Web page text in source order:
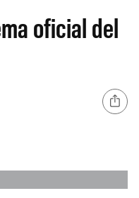
oficial del